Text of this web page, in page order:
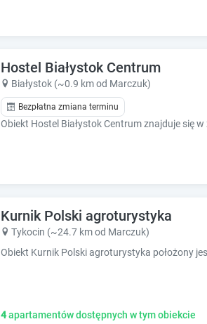
c
t
w
i
t
a
l
n
a
Hostel Białystok Centrum
Białystok (~0.9 km od Marczuk)
Bezpłatna zmiana terminu
Kurnik Polski agroturystyka
Tykocin (~24.7 km od Marczuk)
4apartamentów dostępnych w tym obiekcie